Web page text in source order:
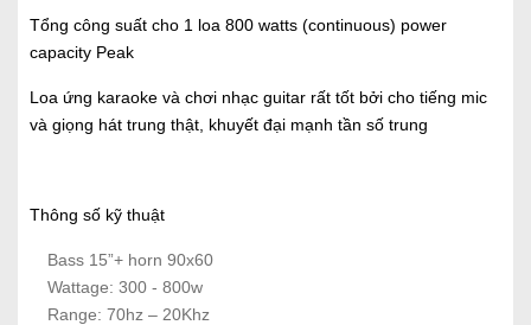
Tổng công suất cho 1 loa 800 watts (continuous) power
capacity Peak
Loa ứng karaoke và chơi nhạc guitar rất tốt bởi cho tiếng mic
và giọng hát trung thật, khuyết đại mạnh tần số trung
Thông số kỹ thuật
Bass 15”+ horn 90x60
Wattage: 300 - 800w
Range: 70hz – 20Khz